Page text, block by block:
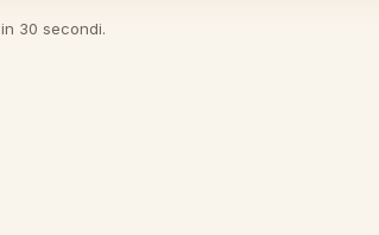
in 30 secondi.